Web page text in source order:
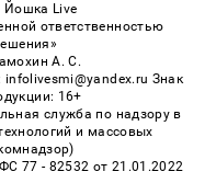
Live
ответственностью
А. С.
Знак
16+
служба по надзору в
и массовых
77 - 82532 от 21.01.2022